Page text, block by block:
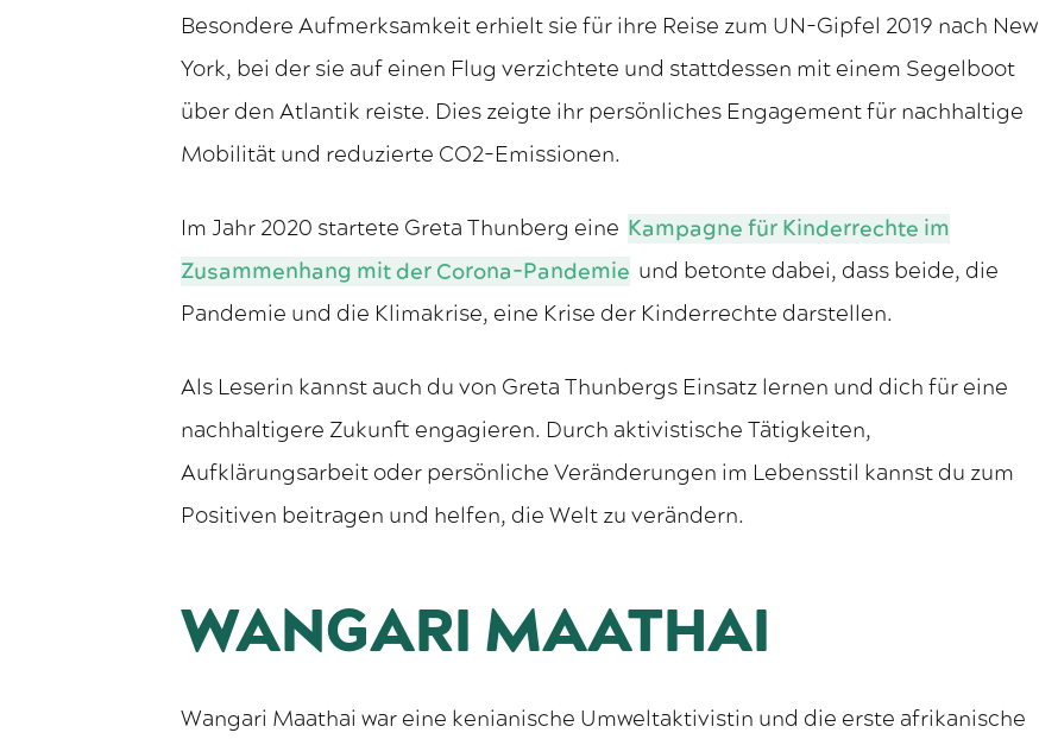
Besondere Aufmerksamkeit erhielt sie für ihre Reise zum UN-Gipfel 2019 nach New
York, bei der sie auf einen Flug verzichtete und stattdessen mit einem Segelboot
über den Atlantik reiste. Dies zeigte ihr persönliches Engagement für nachhaltige
Mobilität und reduzierte CO2-Emissionen.
Im Jahr 2020 startete Greta Thunberg eine Kampagne für Kinderrechte im
Zusammenhang mit der Corona-Pandemie und betonte dabei, dass beide, die
Pandemie und die Klimakrise, eine Krise der Kinderrechte darstellen.
Als Leserin kannst auch du von Greta Thunbergs Einsatz lernen und dich für eine
nachhaltigere Zukunft engagieren. Durch aktivistische Tätigkeiten,
Aufklärungsarbeit oder persönliche Veränderungen im Lebensstil kannst du zum
Positiven beitragen und helfen, die Welt zu verändern.
WANGARI MAATHAI
Wangari Maathai war eine kenianische Umweltaktivistin und die erste afrikanische